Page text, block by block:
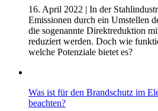
16. April 2022 | In der
Emissionen durch ein Umstellen
die sogenannte Direktreduktion
reduziert werden. Doch wie
welche Potenziale bietet es?
Was ist für den Brandschutz im
beachten?